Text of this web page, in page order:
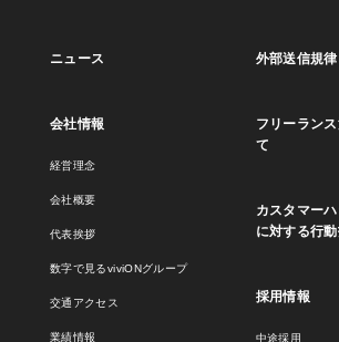
ニュース
会社情報
経営理念
会社概要
代表挨拶
数字で見るviviONグループ
交通アクセス
業績情報
外部送信規
フリーラン
て
カスタマー
に対する行
採用情報
中途採用